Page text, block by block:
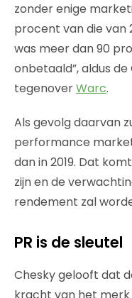
zonder enige
procent van die van
was meer dan 90
onbetaald”, aldus
tegenoverWarc.
Als gevolg daarvan
performance
dan in 2019. Dat
zijn en de
rendement zal
PR is de sleutel
Chesky gelooft dat